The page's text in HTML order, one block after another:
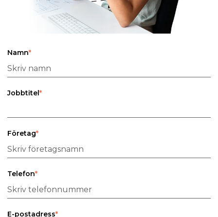
Namn*
Jobbtitel*
Företag*
Telefon*
E-postadress*